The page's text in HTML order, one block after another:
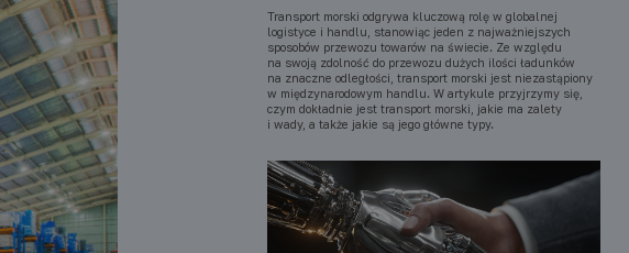
Transport morski odgrywa kluczową rolę w globalnej
logistyce i handlu, stanowiąc jeden z najważniejszych
sposobów przewozu towarów na świecie. Ze względu
na swoją zdolność do przewozu dużych ilości ładunków
na znaczne odległości, transport morski jest niezastąpiony
w międzynarodowym handlu. W artykule przyjrzymy się,
czym dokładnie jest transport morski, jakie ma zalety
i wady, a także jakie są jego główne typy.